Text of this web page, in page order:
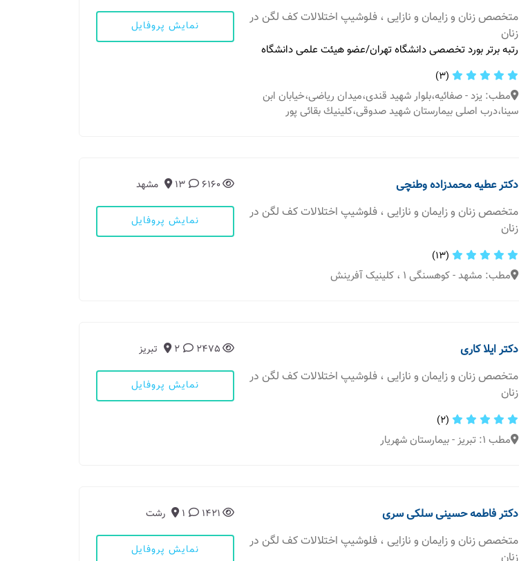
متخصص زنان و زایمان و نازایی ، فلوشیپ اختلالات کف لگن در
زنان
رتبه برتر بورد تخصصی دانشگاه تهران/عضو هیئت علمی دانشگاه
(3)
مطب: یزد - صفائيه،بلوار شهيد قندی،ميدان رياضی،خيابان ابن
سينا،درب اصلی بيمارستان شهيد صدوقی،كلينيك بقائی پور
نمایش پروفایل
دکتر عطیه محمدزاده وطنچی
متخصص زنان و زایمان و نازایی ، فلوشیپ اختلالات کف لگن در
زنان
(13)
مطب: مشهد - کوهسنگی ۱ ، کلینیک آفرینش
6160
13 مشهد
نمایش پروفایل
دکتر ایلا کاری
متخصص زنان و زایمان و نازایی ، فلوشیپ اختلالات کف لگن در
زنان
(2)
مطب 1: تبریز - بیمارستان شهریار
2475
2 تبریز
نمایش پروفایل
دکتر فاطمه حسینی سلکی سری
متخصص زنان و زایمان و نازایی ، فلوشیپ اختلالات کف لگن در
1421
1 رشت
نمایش پروفایل